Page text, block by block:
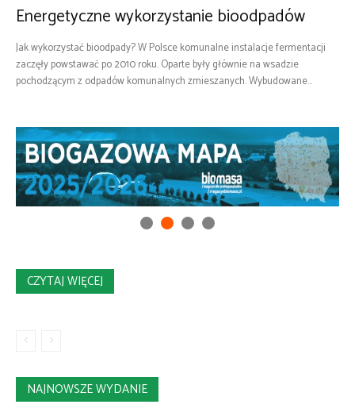
Energetyczne wykorzystanie bioodpadów
Jak wykorzystać bioodpady? W Polsce komunalne instalacje fermentacji
zaczęły powstawać po 2010 roku. Oparte były głównie na wsadzie
pochodzącym z odpadów komunalnych zmieszanych. Wybudowane...
CZYTAJ WIĘCEJ
NAJNOWSZE WYDANIE